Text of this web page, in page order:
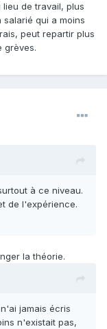
de travail, plus
qui a moins
peut repartir plus
grèves.
à ce niveau.
de l'expérience.
la théorie.
jamais écris
n'existait pas,